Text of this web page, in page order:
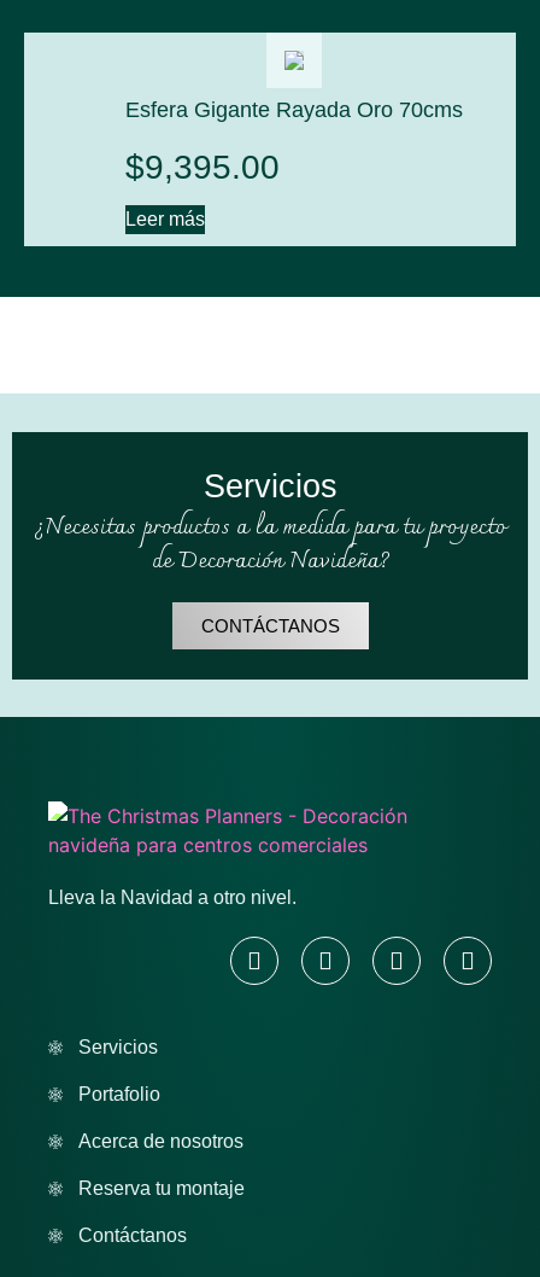
Esfera Gigante Rayada Oro 70cms
$9,395.00
Leer más
Servicios
¿Necesitas productos a la medida para tu proyecto
de Decoración Navideña?
CONTÁCTANOS
Lleva la Navidad a otro nivel.
Servicios
Portafolio
Acerca de nosotros
Reserva tu montaje
Contáctanos